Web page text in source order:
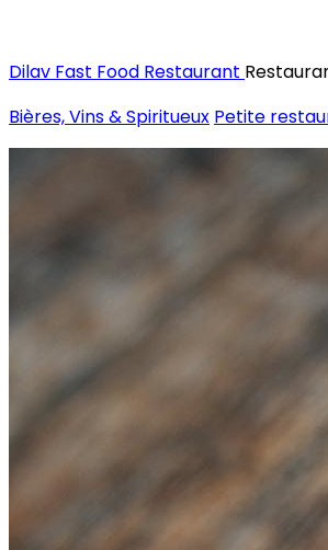
Dilav Fast Food Restaurant
Bières, Vins & Spiritueux Petite